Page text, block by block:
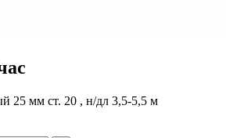
25 мм ст. 20 , н/дл 3,5-5,5 м